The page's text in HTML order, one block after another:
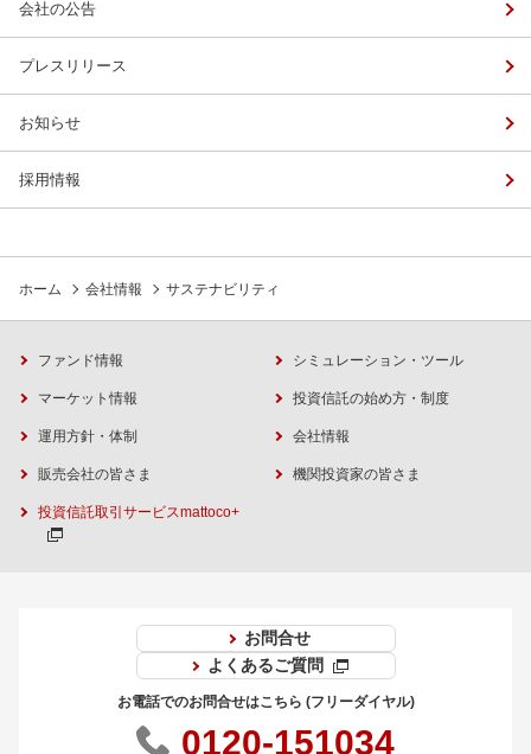
会社の公告
プレスリリース
お知らせ
採用情報
ホーム 会社情報 サステナビリティ
ファンド情報 シミュレーション・ツール
マーケット情報 投資信託の始め方・制度
運用方針・体制 会社情報
販売会社の皆さま 機関投資家の皆さま
投資信託取引サービスmattoco+
お問合せ
よくあるご質問
お電話でのお問合せはこちら (フリーダイヤル)
0120-151034